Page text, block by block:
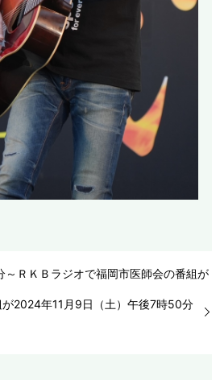
ＲＫＢラジオで福岡市医師会の番組が
2024年11月9日（土）午後7時50分